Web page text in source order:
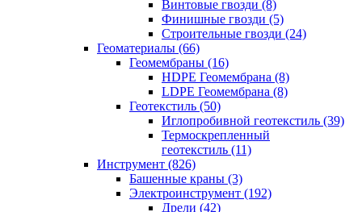
Винтовые гвозди (8)
Финишные гвозди (5)
Строительные гвозди (24)
Геоматериалы (66)
Геомембраны (16)
HDPE Геомембрана (8)
LDPE Геомембрана (8)
Геотекстиль (50)
Иглопробивной геотекстиль (39)
Термоскрепленный
геотекстиль (11)
Инструмент (826)
Башенные краны (3)
Электроинструмент (192)
Дрели (42)